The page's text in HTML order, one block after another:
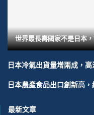
世界最長壽國家不是日本
日本冷氣出貨量增兩成，
日本農產食品出口創新高
最新文章